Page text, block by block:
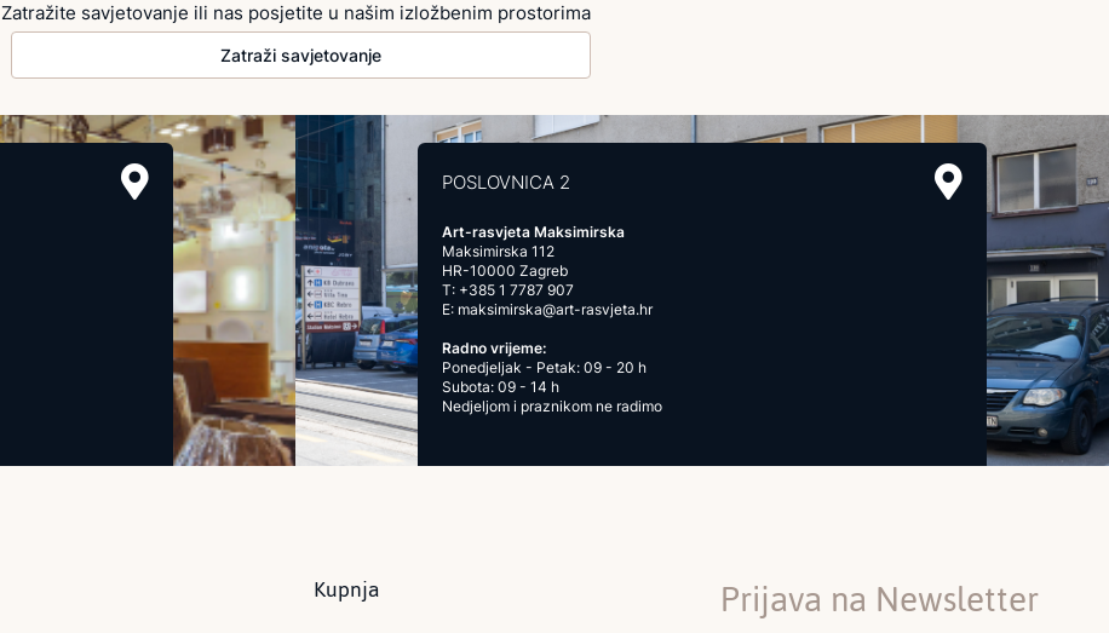
Zatražite savjetovanje ili nas posjetite u našim izložbenim prostorima
Zatraži savjetovanje
POSLOVNICA 2
Art-rasvjeta Maksimirska
Maksimirska 112
HR-10000 Zagreb
T: +385 1 7787 907
E: maksimirska@art-rasvjeta.hr
Radno vrijeme:
Ponedjeljak - Petak: 09 - 20 h
Subota: 09 - 14 h
Nedjeljom i praznikom ne radimo
Kupnja Prijava na Newsletter